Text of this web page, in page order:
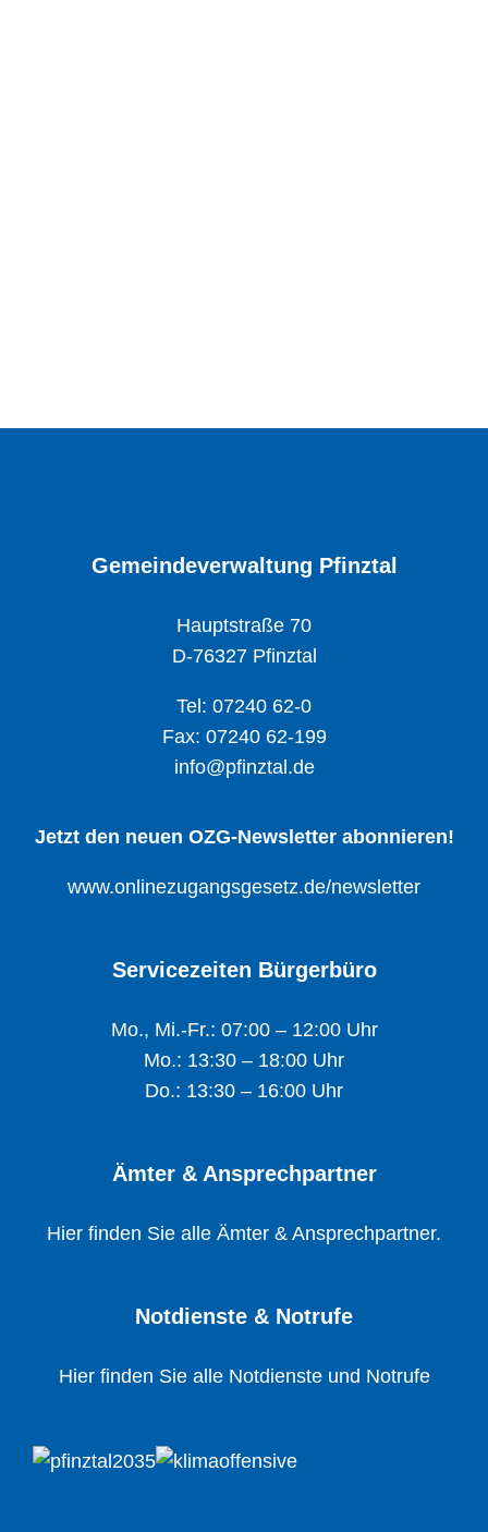
Gemeindeverwaltung Pfinztal
Hauptstraße 70
D-76327 Pfinztal
Tel: 07240 62-0
Fax: 07240 62-199
info@pfinztal.de
Jetzt den neuen OZG-Newsletter abonnieren!
www.onlinezugangsgesetz.de/newsletter
Servicezeiten Bürgerbüro
Mo., Mi.-Fr.: 07:00 – 12:00 Uhr
Mo.: 13:30 – 18:00 Uhr
Do.: 13:30 – 16:00 Uhr
Ämter & Ansprechpartner
Hier finden Sie alle Ämter & Ansprechpartner.
Notdienste & Notrufe
Hier finden Sie alle Notdienste und Notrufe